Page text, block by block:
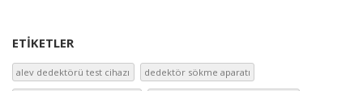
ETIKETLER
alev dedektörü test cihazı dedektör sökme aparatı